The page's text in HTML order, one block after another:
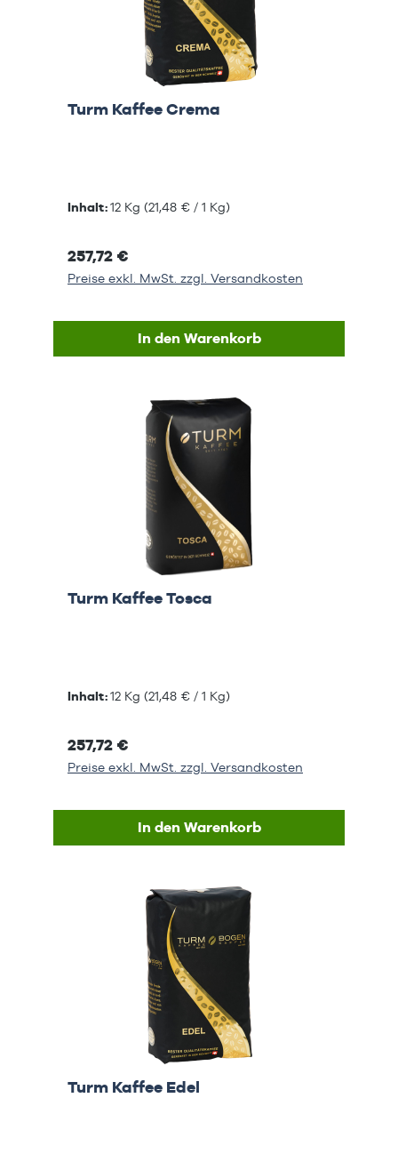
Turm Kaffee Crema
Inhalt:12 Kg (21,48 € / 1 Kg)
257,72 €
Preise exkl. MwSt. zzgl. Versandkosten
In den Warenkorb
Turm Kaffee Tosca
Inhalt:12 Kg (21,48 € / 1 Kg)
257,72 €
Preise exkl. MwSt. zzgl. Versandkosten
In den Warenkorb
Turm Kaffee Edel